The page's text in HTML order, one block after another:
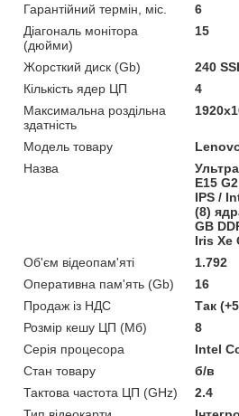
Гарантійний термін, міс.
6
Діагональ монітора
(дюйми)
15
Жорсткий диск (Gb)
240
Кількість ядер ЦП
4
Максимальна роздільна
здатність
Модель товару
Назва
E15
IPS /
(8)
GB
Iris Xe
Об'єм відеопам'яті
1.792
Оперативна пам'ять (Gb)
16
Продаж із НДС
Так
Розмір кешу ЦП (Мб)
8
Серія процесора
Intel
Стан товару
б/в
Тактова частота ЦП (GHz)
2.4